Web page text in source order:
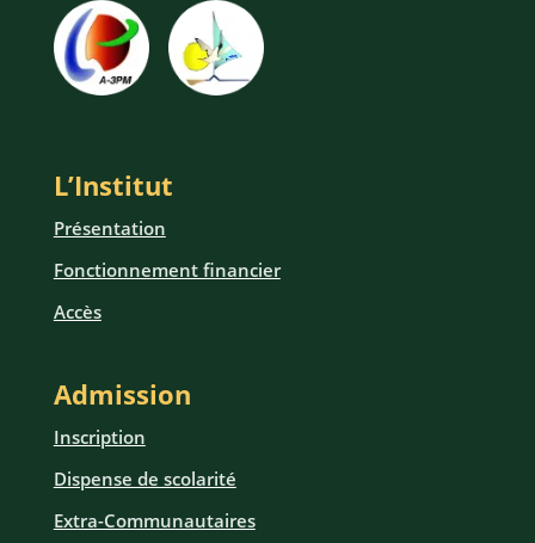
L’Institut
Présentation
Fonctionnement financier
Accès
Admission
Inscription
Dispense de scolarité
Extra-Communautaires